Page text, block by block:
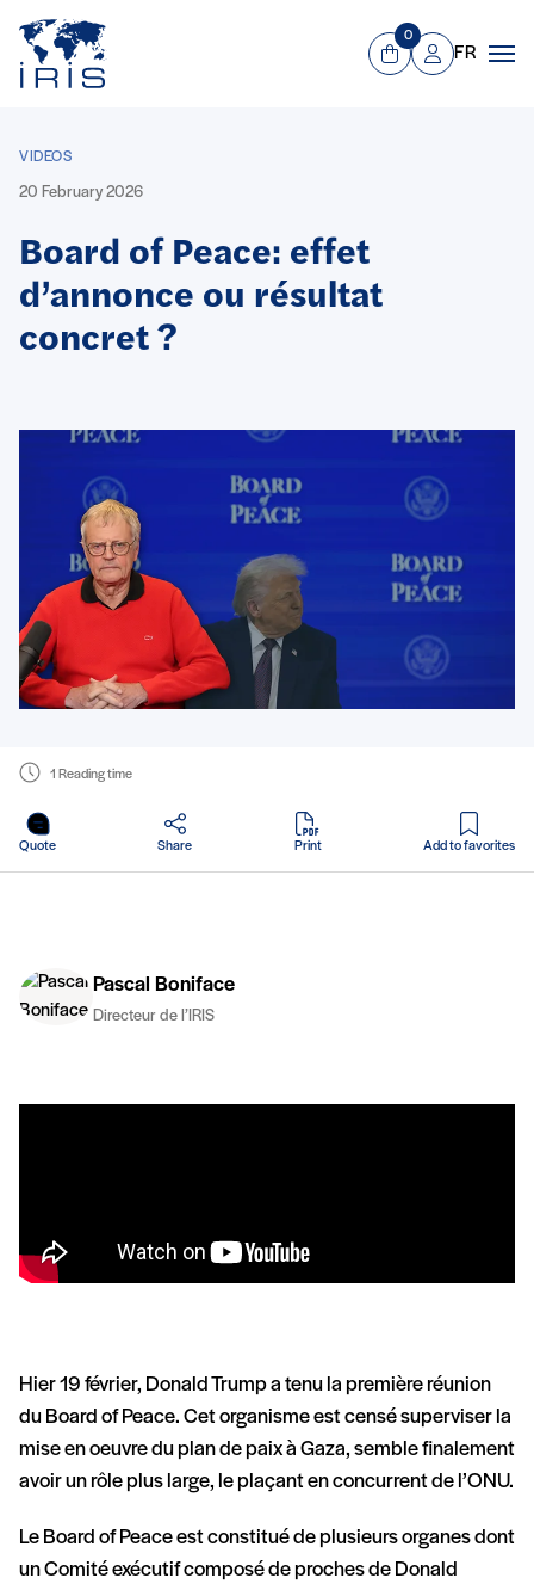
Go to main menu
View Cart
0
Mon compte
FR
VIDEOS
20 February 2026
Board of Peace: effet
d’annonce ou résultat
concret ?
1 Reading time
Quote Share Print
in PDF
Add to favorites
Pascal Boniface
Directeur de l’IRIS
Hier 19 février, Donald Trump a tenu la première réunion
du Board of Peace. Cet organisme est censé superviser la
mise en oeuvre du plan de paix à Gaza, semble finalement
avoir un rôle plus large, le plaçant en concurrent de l’ONU.
Le Board of Peace est constitué de plusieurs organes dont
un Comité exécutif composé de proches de Donald